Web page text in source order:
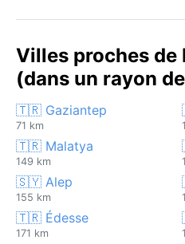
Villes proches de
(dans un rayon
🇹🇷 Gaziantep
71 km
🇹🇷 Malatya
149 km
🇸🇾 Alep
155 km
🇹🇷 Édesse
171 km